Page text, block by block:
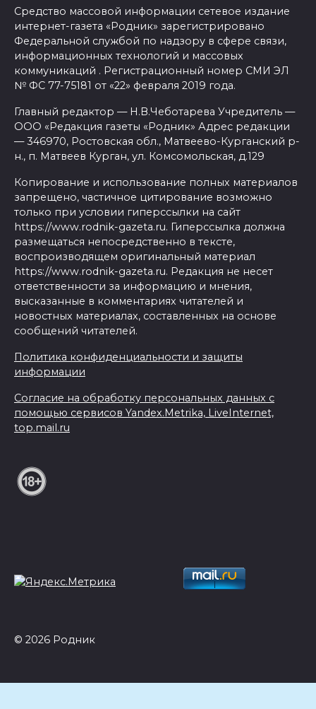
Средство массовой информации сетевое издание
интернет-газета «Родник» зарегистрировано
Федеральной службой по надзору в сфере связи,
информационных технологий и массовых
коммуникаций . Регистрационный номер СМИ ЭЛ
№ ФС 77-75181 от «22» февраля 2019 года.
Главный редактор — Н.В.Чеботарева Учредитель —
ООО «Редакция газеты «Родник» Адрес редакции
— 346970, Ростовская обл., Матвеево-Курганский р-
н., п. Матвеев Курган, ул. Комсомольская, д.129
Копирование и использование полных материалов
запрещено, частичное цитирование возможно
только при условии гиперссылки на сайт
https://www.rodnik-gazeta.ru. Гиперссылка должна
размещаться непосредственно в тексте,
воспроизводящем оригинальный материал
https://www.rodnik-gazeta.ru. Редакция не несет
ответственности за информацию и мнения,
высказанные в комментариях читателей и
новостных материалах, составленных на основе
сообщений читателей.
Политика конфиденциальности и защиты
информации
Согласие на обработку персональных данных с
помощью сервисов Yandex.Metrika, LiveInternet,
top.mail.ru
© 2026 Родник